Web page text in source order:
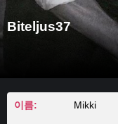
Biteljus37
이름: Mikki